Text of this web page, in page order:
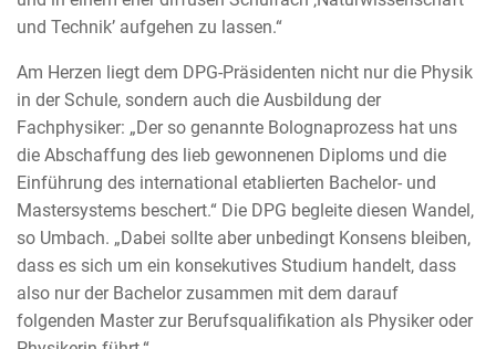
und Technik’ aufgehen zu lassen.“
Am Herzen liegt dem DPG-Präsidenten nicht nur die Physik
in der Schule, sondern auch die Ausbildung der
Fachphysiker: „Der so genannte Bolognaprozess hat uns
die Abschaffung des lieb gewonnenen Diploms und die
Einführung des international etablierten Bachelor- und
Mastersystems beschert.“ Die DPG begleite diesen Wandel,
so Umbach. „Dabei sollte aber unbedingt Konsens bleiben,
dass es sich um ein konsekutives Studium handelt, dass
also nur der Bachelor zusammen mit dem darauf
folgenden Master zur Berufsqualifikation als Physiker oder